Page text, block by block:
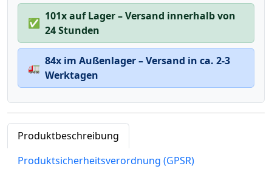
✅
101x auf Lager – Versand innerhalb von
24 Stunden
🚛
84x im Außenlager – Versand in ca. 2-3
Werktagen
Produktbeschreibung
Produktsicherheitsverordnung (GPSR)